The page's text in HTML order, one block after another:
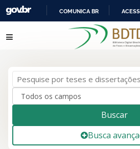
IR
PARA
COMUNICA BR
resultados de 1para a
Rosario de Fatima Vieira da'
Pular para o conteúdo
Buscar
Busca